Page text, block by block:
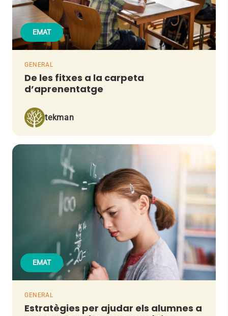
EMAT
GENERAL
De les fitxes a la carpeta
d’aprenentatge
tekman
EMAT
GENERAL
Estratègies per ajudar els alumnes a